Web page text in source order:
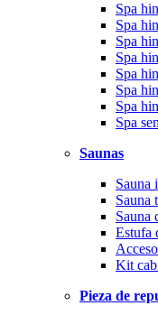
Spa
Spa
Spa
Spa
Spa
Spa
Spa
Spa
Saunas
Sauna
Sauna
Sauna
Estufa
Kit
Pieza de